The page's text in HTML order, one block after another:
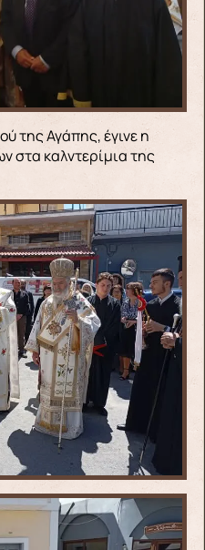
της Αγάπης, έγινε η
στα καλντερίμια της